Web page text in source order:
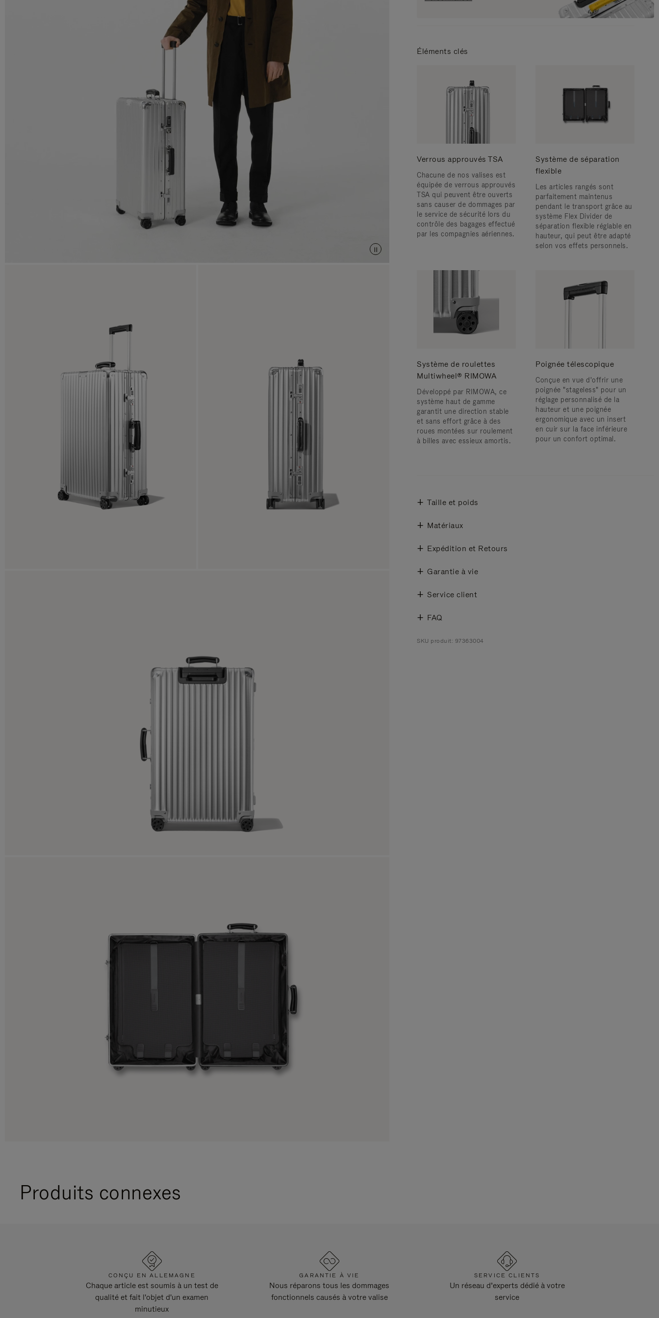
Éléments clés
Verrous approuvés TSA
Chacune de nos valises est
équipée de verrous approuvés
TSA qui peuvent être ouverts
sans causer de dommages par
le service de sécurité lors du
contrôle des bagages effectué
par les compagnies aériennes.
Système de séparation
flexible
Les articles rangés sont
parfaitement maintenus
pendant le transport grâce au
système Flex Divider de
séparation flexible réglable en
hauteur, qui peut être adapté
selon vos effets personnels.
Système de roulettes
Multiwheel® RIMOWA
Développé par RIMOWA, ce
système haut de gamme
garantit une direction stable
et sans effort grâce à des
roues montées sur roulement
à billes avec essieux amortis.
Poignée télescopique
Conçue en vue d'offrir une
poignée "stageless" pour un
réglage personnalisé de la
hauteur et une poignée
ergonomique avec un insert
en cuir sur la face inférieure
pour un confort optimal.
Taille et poids
Matériaux
Expédition et Retours
Garantie à vie
Service client
FAQ
SKU produit: 97363004
Produits connexes
CONÇU EN ALLEMAGNE
Chaque article est soumis à un test de
qualité et fait l'objet d'un examen
minutieux
GARANTIE À VIE
Nous réparons tous les dommages
fonctionnels causés à votre valise
SERVICE CLIENTS
Un réseau d’experts dédié à votre
service